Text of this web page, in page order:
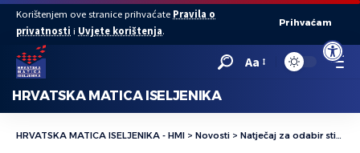
Open
Korištenjem ove stranice prihvaćate Pravila o
privatnosti i Uvjete korištenja.
Prihvaćam
Aa
HRVATSKA MATICA ISELJENIKA
HRVATSKA MATICA ISELJENIKA - HMI > Novosti > Natječaj za odabir stipendista za e-tečaj hrvatskoga jezika HiT-1 u akademskoj godini 2024./2025.